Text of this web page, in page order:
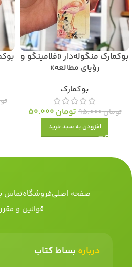
بوکمارک منگوله‌دار «فلامینگو و
رؤیای مطالعه»
بوکمارک
تومان95.000 تومان
افزودن به سبد خرید
صفحه اصلیفروشگاهتماس
قوانین و
درباره بساط کتاب